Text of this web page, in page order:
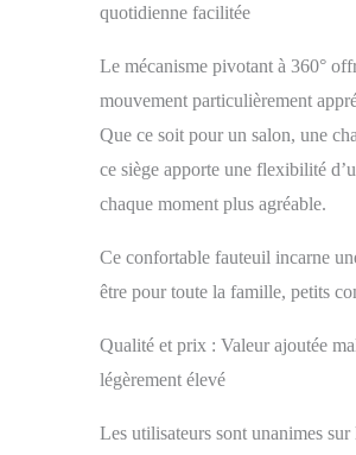
tous
salon,
bureau
couche
tout en
Facile
simples
quotidienne facilitée
Le mécanisme pivotant à 360°
mouvement particulièrement
Que ce soit pour un salon, une
ce siège apporte une flexibilité
chaque moment plus agréable.
Ce confortable fauteuil incarne
être pour toute la famille, petits
Qualité et prix : Valeur ajoutée
légèrement élevé
Les utilisateurs sont unanimes